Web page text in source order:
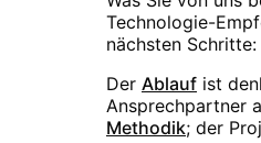
Technologie-
nächsten
Der Ablauf ist
Ansprechpartner
Methodik; der